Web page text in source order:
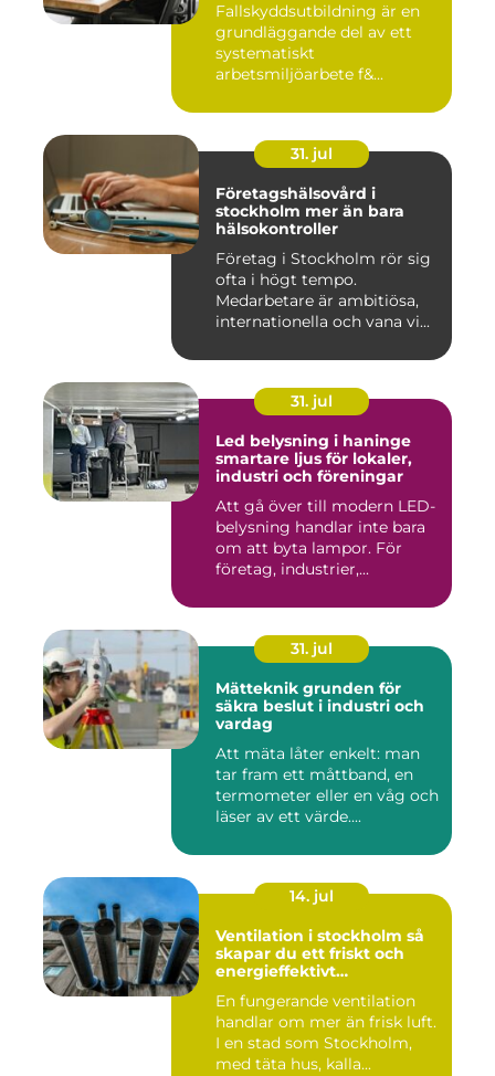
Fallskyddsutbildning är en
grundläggande del av ett
systematiskt
arbetsmiljöarbete f&...
31. jul
Företagshälsovård i
stockholm mer än bara
hälsokontroller
Företag i Stockholm rör sig
ofta i högt tempo.
Medarbetare är ambitiösa,
internationella och vana vi...
31. jul
Led belysning i haninge
smartare ljus för lokaler,
industri och föreningar
Att gå över till modern LED-
belysning handlar inte bara
om att byta lampor. För
företag, industrier,...
31. jul
Mätteknik grunden för
säkra beslut i industri och
vardag
Att mäta låter enkelt: man
tar fram ett måttband, en
termometer eller en våg och
läser av ett värde....
14. jul
Ventilation i stockholm så
skapar du ett friskt och
energieffektivt
En fungerande ventilation
handlar om mer än frisk luft.
I en stad som Stockholm,
med täta hus, kalla...